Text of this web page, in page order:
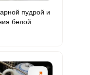
пудрой и
белой